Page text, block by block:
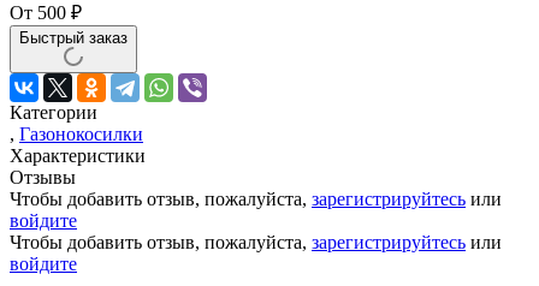
От 500 ₽
Быстрый заказ
Категории
, Газонокосилки
Характеристики
Отзывы
Чтобы добавить отзыв, пожалуйста, зарегистрируйтесь или
войдите
Чтобы добавить отзыв, пожалуйста, зарегистрируйтесь или
войдите